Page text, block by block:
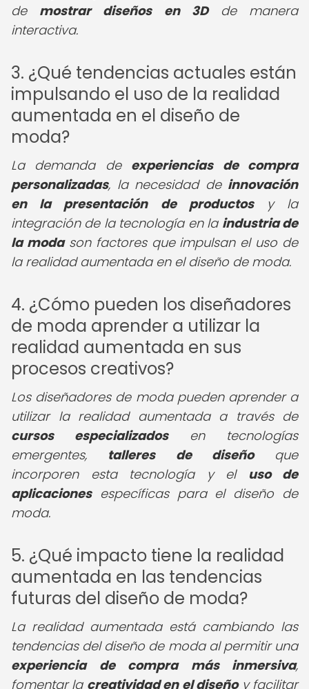
de mostrar diseños en 3Dde manera
interactiva.
3. ¿Qué tendencias actuales están
impulsando el uso de la realidad
aumentada en el diseño de
moda?
La demanda de experiencias de compra
personalizadas, la necesidad de innovación
en la presentación de productosy la
integración de la tecnología en la industria de
la modason factores que impulsan el uso de
la realidad aumentada en el diseño de moda.
4. ¿Cómo pueden los diseñadores
de moda aprender a utilizar la
realidad aumentada en sus
procesos creativos?
Los diseñadores de moda pueden aprender a
utilizar la realidad aumentada a través de
cursos especializadosen tecnologías
emergentes, talleres de diseñoque
incorporen esta tecnología y el uso de
aplicacionesespecíficas para el diseño de
moda.
5. ¿Qué impacto tiene la realidad
aumentada en las tendencias
futuras del diseño de moda?
La realidad aumentada está cambiando las
tendencias del diseño de moda al permitir una
experiencia de compra más inmersiva,
fomentar la creatividad en el diseñoy facilitar